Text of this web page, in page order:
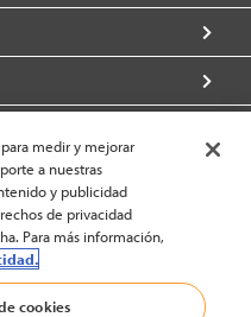
medir y mejorar
a nuestras
y publicidad
de privacidad
Para más información,
cookies